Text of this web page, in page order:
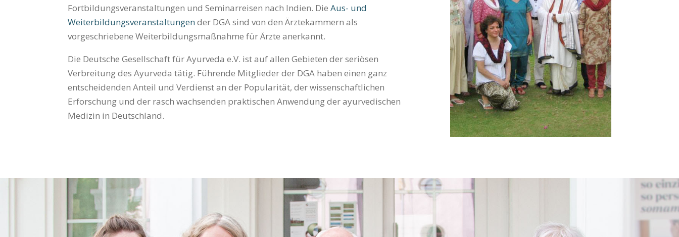
Fortbildungsveranstaltungen und Seminarreisen nach Indien. DieAus- und
Weiterbildungsveranstaltungender DGA sind von den Ärztekammern als
vorgeschriebene Weiterbildungsmaßnahme für Ärzte anerkannt.
Die Deutsche Gesellschaft für Ayurveda e.V. ist auf allen Gebieten der seriösen
Verbreitung des Ayurveda tätig. Führende Mitglieder der DGA haben einen ganz
entscheidenden Anteil und Verdienst an der Popularität, der wissenschaftlichen
Erforschung und der rasch wachsenden praktischen Anwendung der ayurvedischen
Medizin in Deutschland.